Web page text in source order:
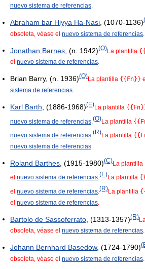
nuevo sistema de referencias.
Abraham bar Hiyya Ha-Nasi , (1070-1136)
obsoleta, véase el nuevo sistema de referencias
Jonathan Barnes , (n. 1942)(O)La plantilla
el nuevo sistema de referencias.
Brian Barry, (n. 1936)(O)La plantilla {{Fn}}
sistema de referencias.
Karl Barth , (1886-1968)(E)La plantilla
nuevo sistema de referencias (O)La plantilla
nuevo sistema de referencias.(R)La plantilla
nuevo sistema de referencias.
Roland Barthes , (1915-1980)(C)La plantilla
el nuevo sistema de referencias.(E)La plantilla
el nuevo sistema de referencias (R)La plantilla
el nuevo sistema de referencias
Bartolo de Sassoferrato , (1313-1357)(R)
obsoleta, véase el nuevo sistema de referencias.
Johann Bernhard Basedow, (1724-1790)
obsoleta, véase el nuevo sistema de referencias.